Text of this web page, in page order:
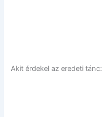
Akit érdekel az eredeti tánc: